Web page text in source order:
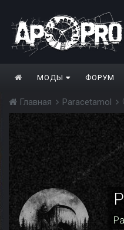
МОДЫ ФОРУМ
Главная Paracetamol